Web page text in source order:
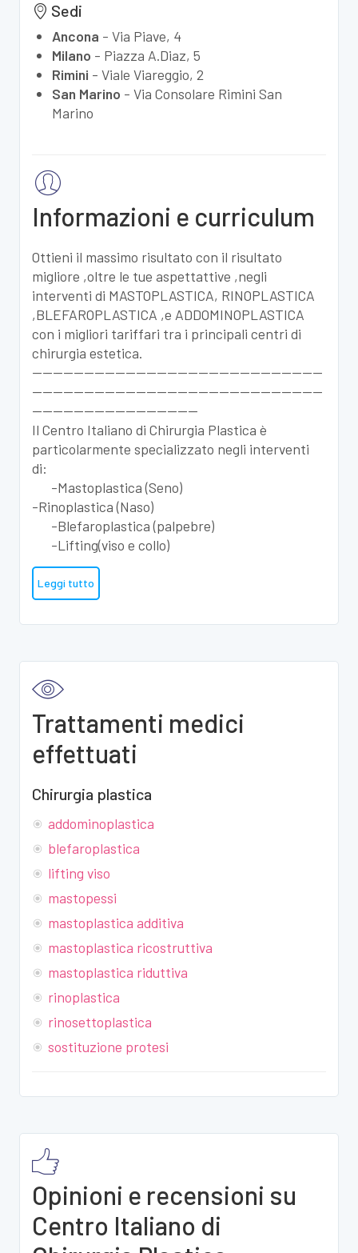
Sedi
Ancona - Via Piave, 4
Milano - Piazza A.Diaz, 5
Rimini - Viale Viareggio, 2
San Marino - Via Consolare Rimini San
Marino
Informazioni e curriculum
Ottieni il massimo risultato con il risultato
migliore ,oltre le tue aspettattive ,negli
interventi di MASTOPLASTICA, RINOPLASTICA
,BLEFAROPLASTICA ,e ADDOMINOPLASTICA
con i migliori tariffari tra i principali centri di
chirurgia estetica.
--------------------------------------------------------
--------------------------------------------------------
--------------------------------
Il Centro Italiano di Chirurgia Plastica è
particolarmente specializzato negli interventi
di:
-Mastoplastica (Seno)
-Rinoplastica (Naso)
-Blefaroplastica (palpebre)
-Lifting(viso e collo)
Leggi tutto
Trattamenti medici
effettuati
Chirurgia plastica
addominoplastica
blefaroplastica
lifting viso
mastopessi
mastoplastica additiva
mastoplastica ricostruttiva
mastoplastica riduttiva
rinoplastica
rinosettoplastica
sostituzione protesi
Opinioni e recensioni su
Centro Italiano di